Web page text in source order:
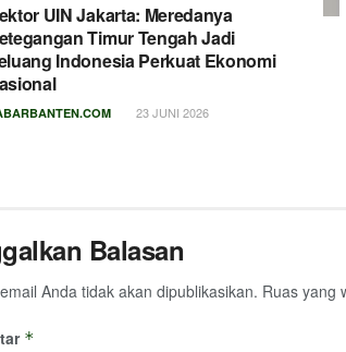
UIN Jakarta: Meredanya
Timur Tengah Jadi
Indonesia Perkuat Ekonomi
23 JUNI 2026
Balasan
Anda tidak akan dipublikasikan. Ruas yang
*